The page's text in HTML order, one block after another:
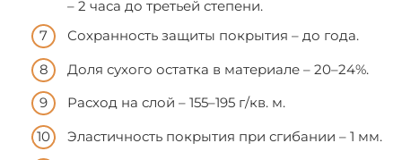
– 2 часа до третьей степени.
Сохранность защиты покрытия – до года.
Доля сухого остатка в материале – 20–24%.
Расход на слой – 155–195 г/кв. м.
Эластичность покрытия при сгибании – 1 мм.